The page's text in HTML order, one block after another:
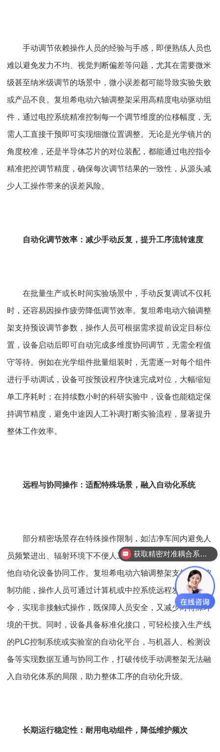
手动调节依赖操作人员的经验与手感，即便熟练人员也
难以避免发力不均、视觉判断偏差等问题，尤其在需要微米
级甚至纳米级调节的场景中，微小误差都可能导致实验失败
或产品不良。复坦希电动六轴调整架采用高精度电动驱动组
件，通过电控系统精准控制每一个调节维度的位移幅度，无
需人工直接干预即可实现细微位置调整。无论是光学镜片的
角度校准，还是半导体芯片的对位装配，都能通过电控指令
精准把控调节精度，确保每次调节结果的一致性，从源头减
少人工操作带来的误差风险。
自动化调节效率：减少手动反复，提升工序流转速度
在批量生产或长时间实验场景中，手动反复调试不仅耗
时，还容易因操作疲劳降低调节效率。复坦希电动六轴调整
架支持预设调节参数，操作人员可根据需求提前设定目标位
置，设备启动后即可自动完成多维度协同调节，无需全程值
守等待。例如在光学组件批量组装时，无需逐一对每个组件
进行手动调试，设备可按预设程序快速完成对位，大幅缩短
单工序耗时；在持续数小时的科研实验中，设备也能稳定保
持调节精度，避免中途因人工补调打断实验流程，显著提升
整体工作效率。
远程与协同操作：适配特殊场景，融入自动化系统
部分精密场景存在特殊操作限制，如洁净车间内避免人
员频繁进出、辐射环境下不便人工靠近，或需要与生产线其
他自动化设备协同工作。复坦希电动六轴调整架支持远程控
制功能，操作人员可通过计算机或中控系统远程发送调节指
令，实现非接触式操作，既保障人员安全，又减少对特殊环
境的干扰。同时，设备具备标准化接口，可轻松接入生产线
的PLC控制系统或实验室的自动化平台，与机器人、检测设
备等实现数据互通与协同工作，打破传统手动调整架无法融
入自动化体系的局限，助力整体工序的自动化升级。
长期运行稳定性：耐用电动组件，降低维护频次
获取精密对准耦合系统技术方案